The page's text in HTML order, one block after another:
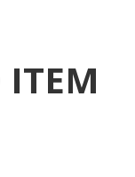
ITEM